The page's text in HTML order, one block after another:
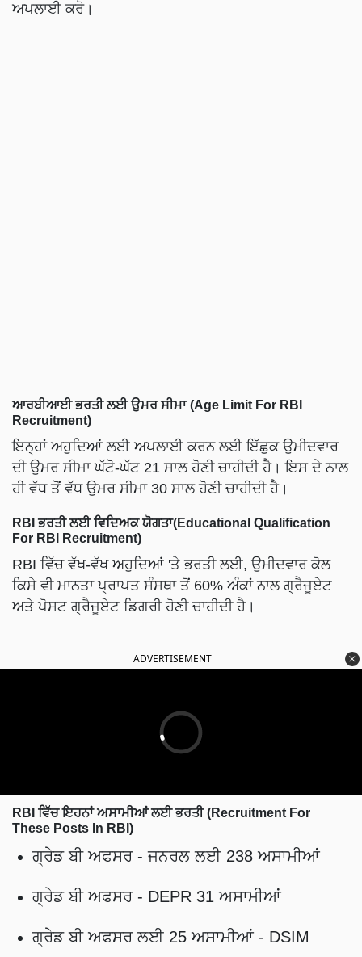
ਅਪਲਾਈ ਕਰੋ।
ਆਰਬੀਆਈ ਭਰਤੀ ਲਈ ਉਮਰ ਸੀਮਾ (Age Limit For RBI
Recruitment)
ਇਨ੍ਹਾਂ ਅਹੁਦਿਆਂ ਲਈ ਅਪਲਾਈ ਕਰਨ ਲਈ ਇੱਛੁਕ ਉਮੀਦਵਾਰ
ਦੀ ਉਮਰ ਸੀਮਾ ਘੱਟੋ-ਘੱਟ 21 ਸਾਲ ਹੋਣੀ ਚਾਹੀਦੀ ਹੈ। ਇਸ ਦੇ ਨਾਲ
ਹੀ ਵੱਧ ਤੋਂ ਵੱਧ ਉਮਰ ਸੀਮਾ 30 ਸਾਲ ਹੋਣੀ ਚਾਹੀਦੀ ਹੈ।
RBI ਭਰਤੀ ਲਈ ਵਿਦਿਅਕ ਯੋਗਤਾ(Educational Qualification
For RBI Recruitment)
RBI ਵਿੱਚ ਵੱਖ-ਵੱਖ ਅਹੁਦਿਆਂ 'ਤੇ ਭਰਤੀ ਲਈ, ਉਮੀਦਵਾਰ ਕੋਲ
ਕਿਸੇ ਵੀ ਮਾਨਤਾ ਪ੍ਰਾਪਤ ਸੰਸਥਾ ਤੋਂ 60% ਅੰਕਾਂ ਨਾਲ ਗ੍ਰੈਜੂਏਟ
ਅਤੇ ਪੋਸਟ ਗ੍ਰੈਜੂਏਟ ਡਿਗਰੀ ਹੋਣੀ ਚਾਹੀਦੀ ਹੈ।
RBI ਵਿੱਚ ਇਹਨਾਂ ਅਸਾਮੀਆਂ ਲਈ ਭਰਤੀ (Recruitment For
These Posts In RBI)
ਗ੍ਰੇਡ ਬੀ ਅਫਸਰ - ਜਨਰਲ ਲਈ 238 ਅਸਾਮੀਆਂ